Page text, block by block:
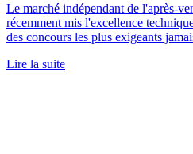
Le marché indépendant de l'après-
récemment mis l'excellence
des concours les plus exigeants
Lire la suite